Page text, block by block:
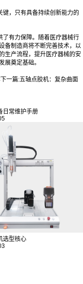
键，只有具备持续创新能力的
了有力保障。随着医疗器械行
备制造商将不断完善技术，以
生产流程，提升医疗器械的安
展奠定基础。‍
下一篇:五轴点胶机：复杂曲面
日常维护手册
选型核心